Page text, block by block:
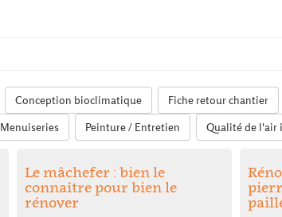
Conception bioclimatique Fiche retour chantier
Menuiseries Peinture / Entretien Qualité de l'air
Le mâchefer : bien le
connaître pour bien le
rénover